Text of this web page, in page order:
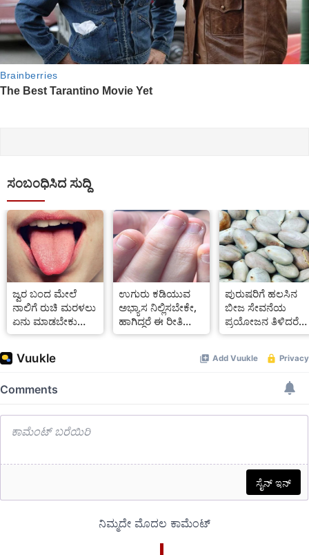
ಸಂಬಂಧಿಸಿದ ಸುದ್ದಿ
ಜ್ವರ ಬಂದ ಮೇಲೆ
ನಾಲಿಗೆ ರುಚಿ ಮರಳಲು
ಏನು ಮಾಡಬೇಕು
ತಪ್ಪದೇ ನೋಡಿ
ಉಗುರು ಕಡಿಯುವ
ಅಭ್ಯಾಸ ನಿಲ್ಲಿಸಬೇಕೇ,
ಹಾಗಿದ್ದರೆ ಈ ರೀತಿ
ಮಾಡಿ
ಪುರುಷರಿಗೆ ಹಲಸಿನ
ಬೀಜ ಸೇವನೆಯ
ಪ್ರಯೋಜನ ತಿಳಿದರೆ
ಖಂಡಿತಾ ಬಿಡಲಾರಿರಿ